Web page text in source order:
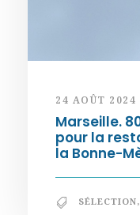
24 AOÛT 2024
Marseille.
pour la
la Bonne-
SÉLECTION,